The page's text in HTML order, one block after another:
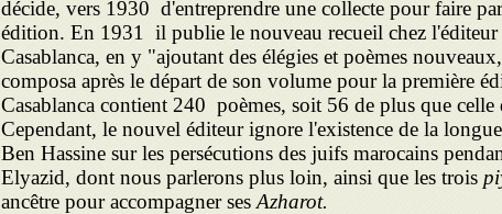
décide, vers 1930 d'entreprendre une collecte pour faire
édition. En 1931 il publie le nouveau recueil chez l'éditeur
Casablanca, en y "ajoutant des élégies et poèmes
composa après le départ de son volume pour la première
Casablanca contient 240 poèmes, soit 56 de plus que celle
Cependant, le nouvel éditeur ignore l'existence de la
Ben Hassine sur les persécutions des juifs marocains
Elyazid, dont nous parlerons plus loin, ainsi que les trois
ancêtre pour accompagner ses Azharot.